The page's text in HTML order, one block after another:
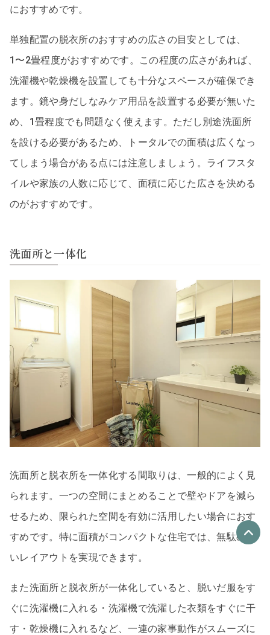
におすすめです。
単独配置の脱衣所のおすすめの広さの目安としては、
1〜2畳程度がおすすめです。この程度の広さがあれば、
洗濯機や乾燥機を設置しても十分なスペースが確保でき
ます。鏡や身だしなみケア用品を設置する必要が無いた
め、1畳程度でも問題なく使えます。ただし別途洗面所
を設ける必要があるため、トータルでの面積は広くなっ
てしまう場合がある点には注意しましょう。ライフスタ
イルや家族の人数に応じて、面積に応じた広さを決める
のがおすすめです。
洗面所と一体化
洗面所と脱衣所を一体化する間取りは、一般的によく見
られます。一つの空間にまとめることで壁やドアを減ら
せるため、限られた空間を有効に活用したい場合におす
すめです。特に面積がコンパクトな住宅では、無駄のな
いレイアウトを実現できます。
また洗面所と脱衣所が一体化していると、脱いだ服をす
ぐに洗濯機に入れる・洗濯機で洗濯した衣類をすぐに干
す・乾燥機に入れるなど、一連の家事動作がスムーズに
リフォーム会社紹介を申し込む